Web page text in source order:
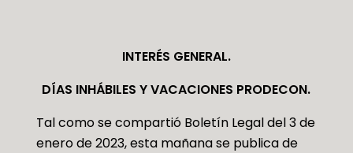
INTERÉS GENERAL.
DÍAS INHÁBILES Y VACACIONES PRODECON.
Tal como se compartió Boletín Legal del 3 de
enero de 2023, esta mañana se publica de